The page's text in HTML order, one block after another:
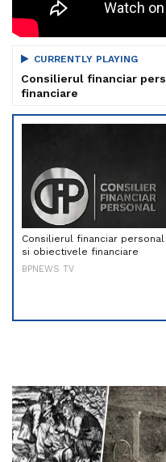
CURRENTLY PLAYING
Consilierul financiar
financiare
Consilierul financiar personal
si obiectivele financiare
BPNEWS TV